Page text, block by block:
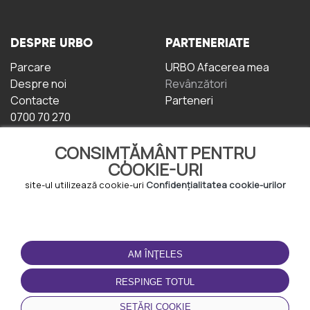
CONSIMȚĂMÂNT PENTRU
COOKIE-URI
site-ul utilizează cookie-uri Confidențialitatea cookie-urilor
AM ÎNŢELES
RESPINGE TOTUL
SETĂRI COOKIE
DESPRE URBO
Parcare
Despre noi
Contacte
0700 70 270
PARTENERIATE
URBO Afacerea mea
Revânzători
Parteneri
TERMENI DE UTILIZARE
Termeni și condiții
Politica de
Confidențialitate
Politica de cookie-uri
DESCĂRCAȚI
APLICAȚIA